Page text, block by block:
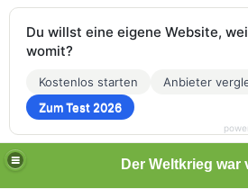
Du willst eine eigene Website,
womit?
Kostenlos starten
Anbieter
Zum Test 2026